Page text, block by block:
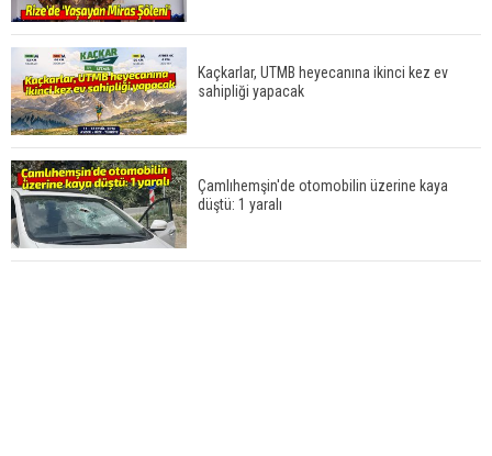
Kaçkarlar, UTMB heyecanına ikinci kez ev
sahipliği yapacak
Çamlıhemşin'de otomobilin üzerine kaya
düştü: 1 yaralı